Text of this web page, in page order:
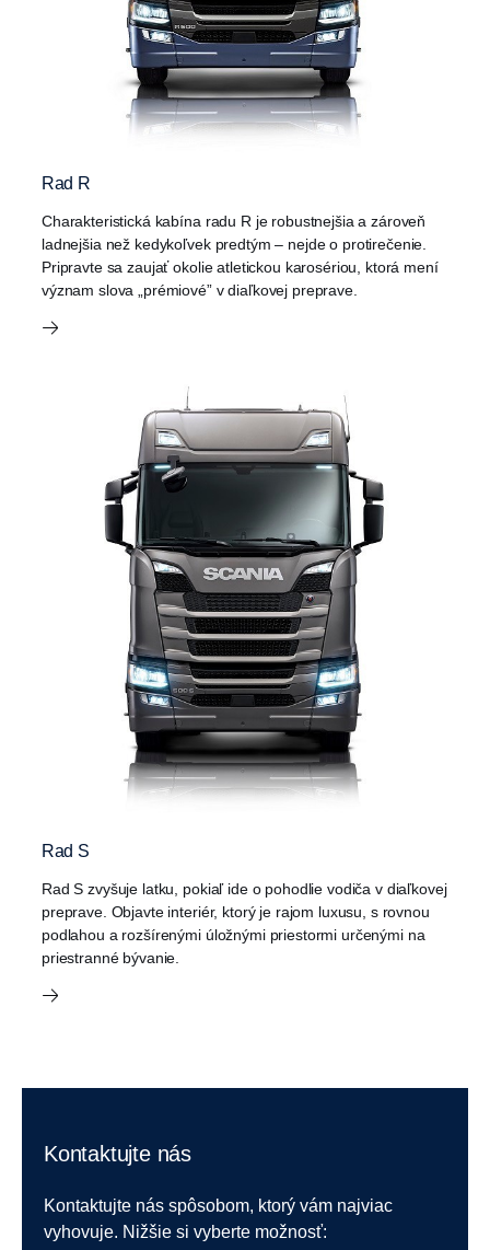
Rad R
Charakteristická kabína radu R je robustnejšia a zároveň
ladnejšia než kedykoľvek predtým – nejde o protirečenie.
Pripravte sa zaujať okolie atletickou karosériou, ktorá mení
význam slova „prémiové” v diaľkovej preprave.
Rad S
Rad S zvyšuje latku, pokiaľ ide o pohodlie vodiča v diaľkovej
preprave. Objavte interiér, ktorý je rajom luxusu, s rovnou
podlahou a rozšírenými úložnými priestormi určenými na
priestranné bývanie.
Kontaktujte nás
Kontaktujte nás spôsobom, ktorý vám najviac
vyhovuje. Nižšie si vyberte možnosť: